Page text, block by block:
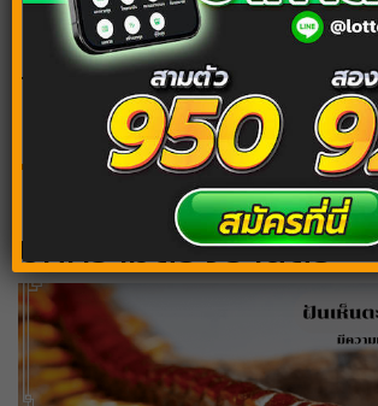
Tags: ฝันเห็นตึกถล่ม ฝันเห็
บทความต้องอ่านต่อ